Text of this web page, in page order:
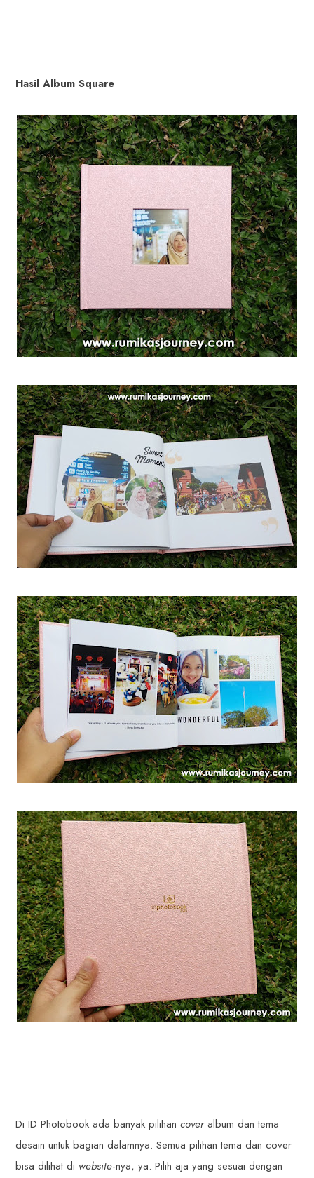
Hasil Album Square
Di ID Photobook ada banyak pilihancoveralbum dan tema
desain untuk bagian dalamnya. Semua pilihan tema dan cover
bisa dilihat di website-nya, ya. Pilih aja yang sesuai dengan